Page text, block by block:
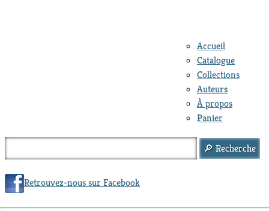
Accueil
Catalogue
Collections
Auteurs
À propos
Panier
Retrouvez-nous sur Facebook